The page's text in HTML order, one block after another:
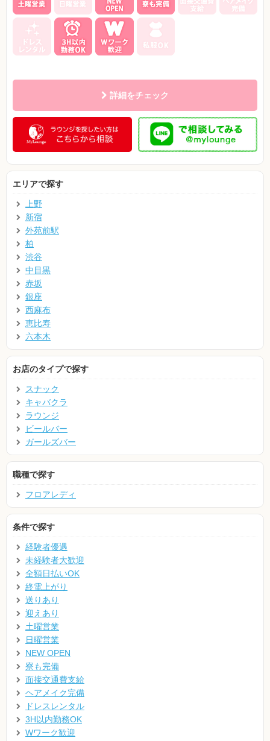
詳細をチェック
エリアで探す
上野
新宿
外苑前駅
柏
渋谷
中目黒
赤坂
銀座
西麻布
恵比寿
六本木
お店のタイプで探す
スナック
キャバクラ
ラウンジ
ビールバー
ガールズバー
職種で探す
フロアレディ
条件で探す
経験者優遇
未経験者大歓迎
全額日払いOK
終電上がり
送りあり
迎えあり
土曜営業
日曜営業
NEW OPEN
寮も完備
面接交通費支給
ヘアメイク完備
ドレスレンタル
3H以内勤務OK
Wワーク歓迎